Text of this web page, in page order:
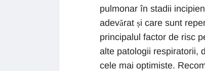
pulmonar în stadii
adevărat și care sunt
principalul factor de risc
alte patologii respiratorii,
cele mai optimiste.